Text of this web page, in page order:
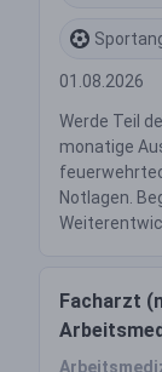
01.08.2026
Werde Teil
monatige
Notlagen.
Facharzt
in